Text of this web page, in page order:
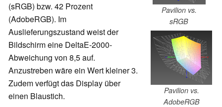
Pavilion vs.
sRGB
Pavilion vs.
AdobeRGB
(sRGB) bzw. 42 Prozent
(AdobeRGB). Im
Auslieferungszustand weist der
Bildschirm eine DeltaE-2000-
Abweichung von 8,5 auf.
Anzustreben wäre ein Wert kleiner 3.
Zudem verfügt das Display über
einen Blaustich.